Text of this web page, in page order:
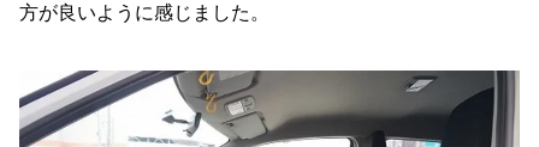
方が良いように感じました。